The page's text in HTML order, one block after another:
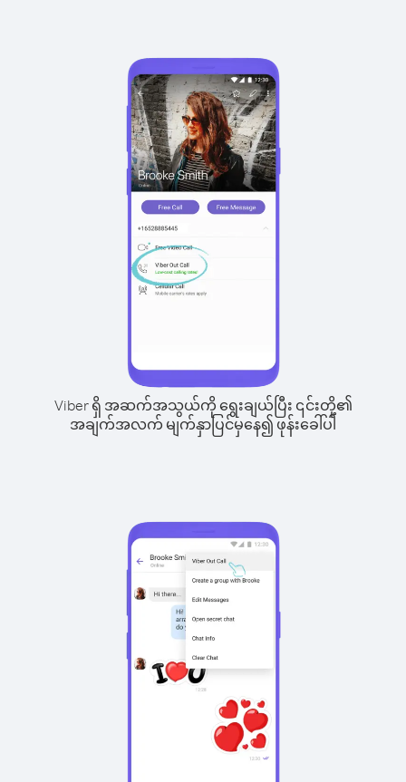
Viber ရှိ အဆက်အသွယ်ကို ရွေးချယ်ပြီး ၎င်းတို့၏
အချက်အလက် မျက်နှာပြင်မှနေ၍ ဖုန်းခေါ်ပါ